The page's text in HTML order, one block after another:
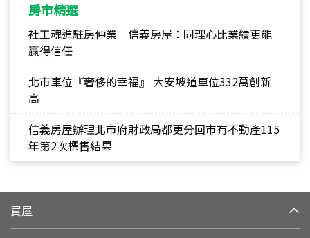
房市精選
社工魂進駐房仲業 信義房屋：同理心比業績更能
贏得信任
北市車位『奢侈的幸福』 大安坡道車位332萬創新
高
信義房屋辦理北市府財政局都更分回市有不動產115
年第2次標售結果
買屋